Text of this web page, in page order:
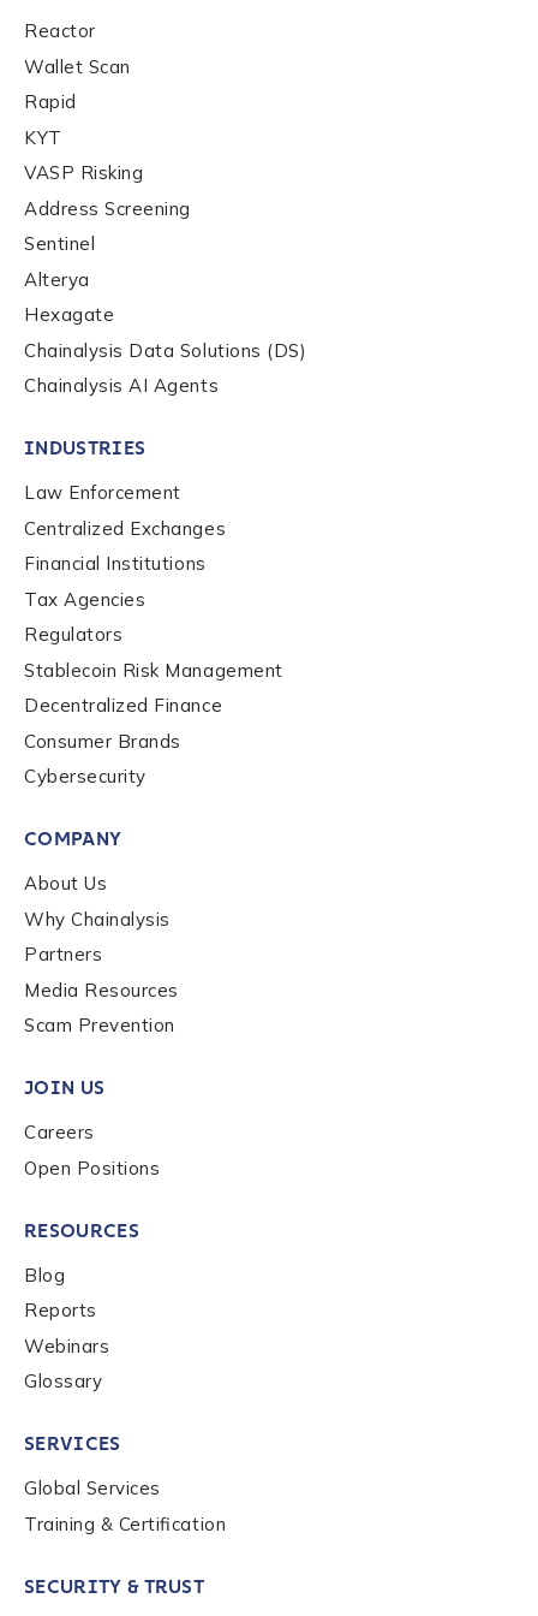
*
Country
Role Level
*
Organization Type
How did you hear about us?
By checking this box, you indicate that you'd like us
to send you information on Chainalysis products,
services, events, and news. Your personal data will
be handled in accordance with the
Submit
Reactor
Wallet Scan
Rapid
KYT
VASP Risking
Address Screening
Sentinel
Alterya
Hexagate
Chainalysis Data Solutions (DS)
Chainalysis AI Agents
INDUSTRIES
Law Enforcement
Centralized Exchanges
Financial Institutions
Tax Agencies
Regulators
Stablecoin Risk Management
Decentralized Finance
Consumer Brands
Cybersecurity
COMPANY
About Us
Why Chainalysis
Partners
Media Resources
Scam Prevention
JOIN US
Careers
Open Positions
RESOURCES
Blog
Reports
Webinars
Glossary
SERVICES
Global Services
Training & Certification
SECURITY & TRUST